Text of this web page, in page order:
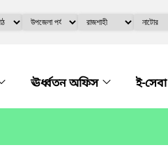
ঊর্ধ্বতন অফিস ই-সেবা